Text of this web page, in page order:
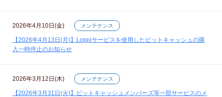
2026年4月10日(金) メンテナンス
【2026年4月13日(月)】Loppiサービスを使用したビットキャッシュの購
入一時停止のお知らせ
2026年3月12日(木) メンテナンス
【2026年3月31日(火)】ビットキャッシュメンバーズ等一部サービスのメ